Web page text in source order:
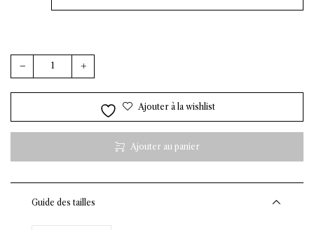
quantité de Chemise Andrea rayée en popeline – bleu /
Ajouter à la wishlist
Ajouter au panier
Guide des tailles